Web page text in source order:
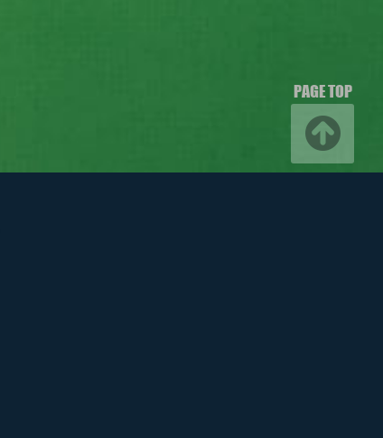
PAGE TOP